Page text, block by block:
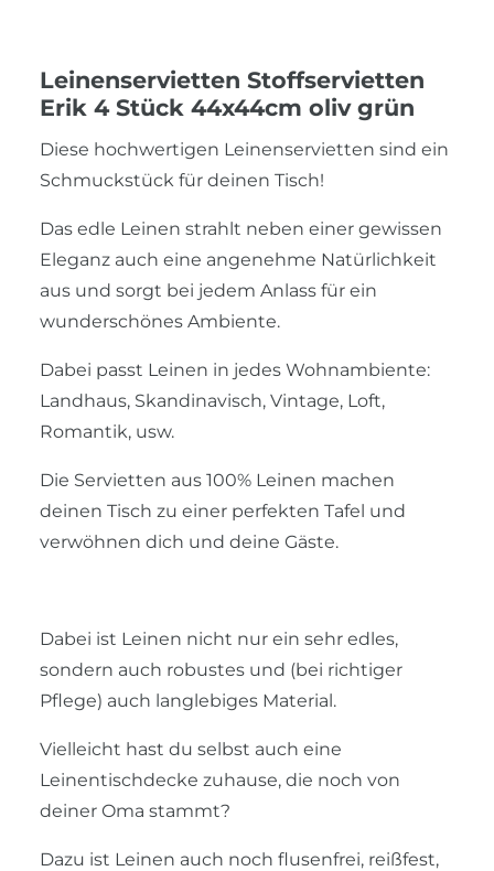
Leinenservietten Stoffservietten
Erik 4 Stück 44x44cm oliv grün
Diese hochwertigen Leinenservietten sind ein
Schmuckstück für deinen Tisch!
Das edle Leinen strahlt neben einer gewissen
Eleganz auch eine angenehme Natürlichkeit
aus und sorgt bei jedem Anlass für ein
wunderschönes Ambiente.
Dabei passt Leinen in jedes Wohnambiente:
Landhaus, Skandinavisch, Vintage, Loft,
Romantik, usw.
Die Servietten aus 100% Leinen machen
deinen Tisch zu einer perfekten Tafel und
verwöhnen dich und deine Gäste.
Dabei ist Leinen nicht nur ein sehr edles,
sondern auch robustes und (bei richtiger
Pflege) auch langlebiges Material.
Vielleicht hast du selbst auch eine
Leinentischdecke zuhause, die noch von
deiner Oma stammt?
Dazu ist Leinen auch noch flusenfrei, reißfest,